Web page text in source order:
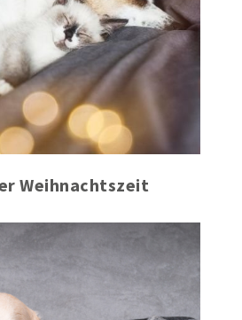
Weihnachtszeit